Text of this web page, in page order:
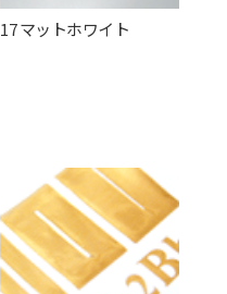
17 マットホワイト